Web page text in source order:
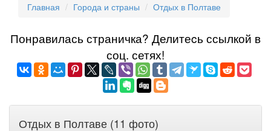
Главная Города и страны Отдых в Полтаве
Понравилась страничка? Делитеcь ссылкой в
соц. сетях!
Отдых в Полтаве (11 фото)